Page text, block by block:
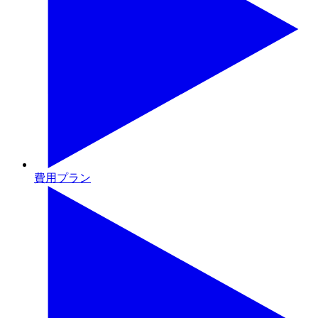
費用プラン